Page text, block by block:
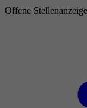
Offene